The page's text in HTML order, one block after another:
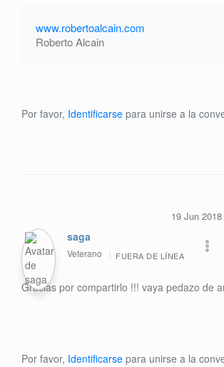
www.robertoalcain.com
Roberto Alcain
Por favor, Identificarse para unirse a la
19 Jun 2018
saga
Veterano FUERA DE LÍNEA
Gracias por compartirlo !!! vaya pedazo de
Por favor, Identificarse para unirse a la